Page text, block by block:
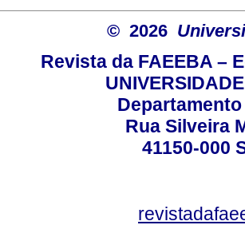
© 2026
Revista da FAEEBA –
Rua Silveira
41150-000